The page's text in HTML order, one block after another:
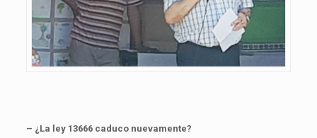
– ¿La ley 13666 caduco nuevamente?